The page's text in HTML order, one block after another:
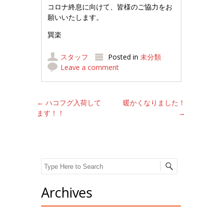
コロナ終息に向けて、皆様のご協力をお
願いいたします。
巽楽
スタッフ Posted in未分類
Leave a comment
Post navigation
← ハコフグ入荷して
ます！！
暖かくなりました！
→
Search
Archives